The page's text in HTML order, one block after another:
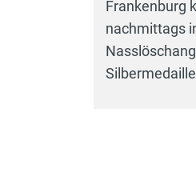
Frankenburg
nachmittags